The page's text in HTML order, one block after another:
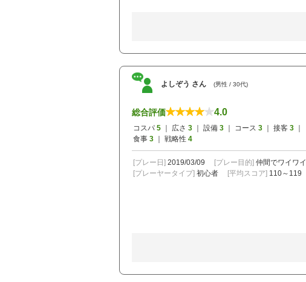
よしぞう さん (男性 / 30代)
総合評価 4.0
コスパ 5 ｜ 広さ 3 ｜ 設備 3 ｜ コース 3 ｜ 接客 3
食事 3 ｜ 戦略性 4
[プレー日] 2019/03/09 [プレー目的] 仲間でワイワイ
[プレーヤータイプ] 初心者 [平均スコア] 110～119